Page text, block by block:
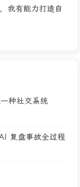
我有能力打造自
种社交系统
复盘事故全过程